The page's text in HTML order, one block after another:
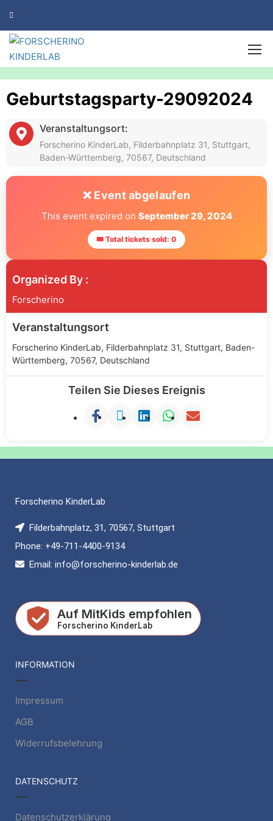
Geburtstagsparty-29092024
Veranstaltungsort:
Forscherino KinderLab, Filderbahnplatz 31, Stuttgart,
Baden-Württemberg, 70567, Deutschland
❌ Event abgelaufen
This event expired on September 29, 2024
🎟 Total tickets sold: 0
Organized By :
Forscherino
Veranstaltungsort
Forscherino KinderLab, Filderbahnplatz 31, Stuttgart, Baden-
Württemberg, 70567, Deutschland
Teilen Sie Dieses Ereignis
Forscherino KinderLab
Filderbahnplatz, 31, 70567, Stuttgart
Phone: +49-711-4400-9134
Email: info@forscherino-kinderlab.de
INFORMATION
Impressum
AGB
Widerrufsbelehrung
DATENSCHUTZ
Datenschutzerklärung